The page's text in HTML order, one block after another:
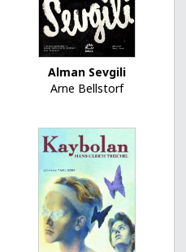
Alman Sevgili
Arne Bellstorf